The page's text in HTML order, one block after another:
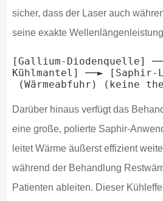
sicher, dass der Laser auch
seine exakte
[Gallium-Diodenquelle]
Kühlmantel] ──► [Saphir-
Darüber hinaus verfügt das
eine große, polierte Saphir-
leitet Wärme äußerst effizient
während der Behandlung
Patienten ableiten. Dieser